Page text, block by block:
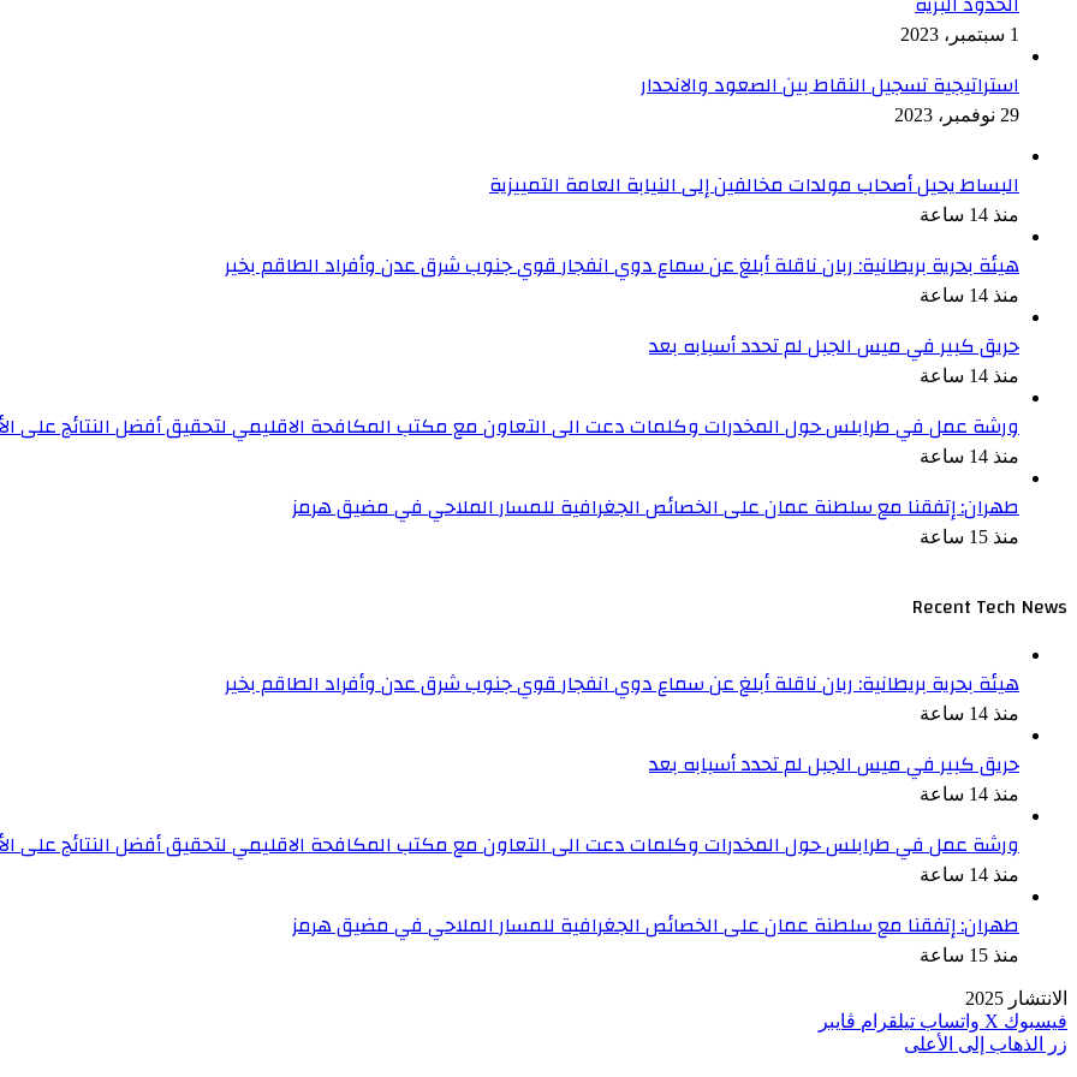
1 سبتمبر، 2023
استراتيجية تسجيل النقاط بين الصعود والانحدار
29 نوفمبر، 2023
البساط يحيل أصحاب مولدات مخالفين إلى النيابة العامة التمييزية
منذ 14 ساعة
هيئة بحرية بريطانية: ربان ناقلة أبلغ عن سماع دوي انفجار قوي جنوب شرق عدن وأفراد الطاقم بخير
منذ 14 ساعة
حريق كبير في ميس الجبل لم تحدد أسبابه بعد
منذ 14 ساعة
ورشة عمل في طرابلس حول المخدرات وكلمات دعت الى التعاون مع مكتب المكافحة الاقليمي لتحقيق أفضل النتائج على
منذ 14 ساعة
طهران: إتفقنا مع سلطنة عمان على الخصائص الجغرافية للمسار الملاحي في مضيق هرمز
منذ 15 ساعة
Recent Tech News
هيئة بحرية بريطانية: ربان ناقلة أبلغ عن سماع دوي انفجار قوي جنوب شرق عدن وأفراد الطاقم بخير
منذ 14 ساعة
حريق كبير في ميس الجبل لم تحدد أسبابه بعد
منذ 14 ساعة
ورشة عمل في طرابلس حول المخدرات وكلمات دعت الى التعاون مع مكتب المكافحة الاقليمي لتحقيق أفضل النتائج على
منذ 14 ساعة
طهران: إتفقنا مع سلطنة عمان على الخصائص الجغرافية للمسار الملاحي في مضيق هرمز
منذ 15 ساعة
الانتشار 2025
فيسبوك ‫X واتساب تيلقرام ڤايبر
زر الذهاب إلى الأعلى